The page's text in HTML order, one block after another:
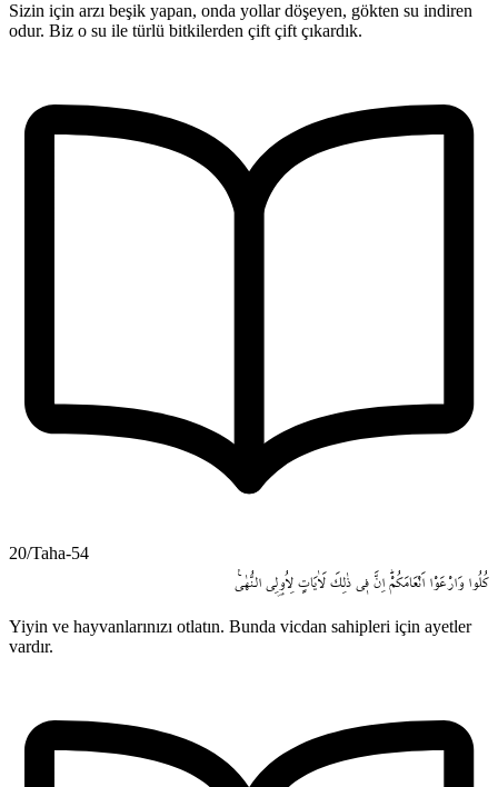
Sizin için arzı beşik yapan, onda yollar döşeyen, gökten su indiren
odur. Biz o su ile türlü bitkilerden çift çift çıkardık.
20/Taha-54
كُلُوا وَارْعَوْا اَنْعَامَكُمْۜ اِنَّ ف۪ي ذٰلِكَ لَاٰيَاتٍ لِاُو۬لِي النُّهٰى۟
Yiyin ve hayvanlarınızı otlatın. Bunda vicdan sahipleri için ayetler
vardır.